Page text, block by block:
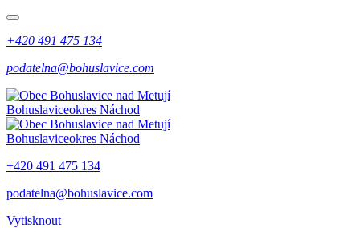
+420 491 475 134
podatelna@bohuslavice.com
Bohuslaviceokres Náchod
Bohuslaviceokres Náchod
+420 491 475 134
podatelna@bohuslavice.com
Vytisknout